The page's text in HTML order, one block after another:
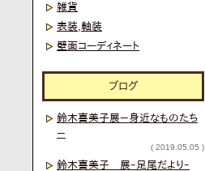
雑貨
表装,軸装
壁面コーディネート
ブログ
鈴木喜美子展－身近なものたち
－
( 2019.05.05 )
鈴木喜美子 展ｰ足尾だよりｰ